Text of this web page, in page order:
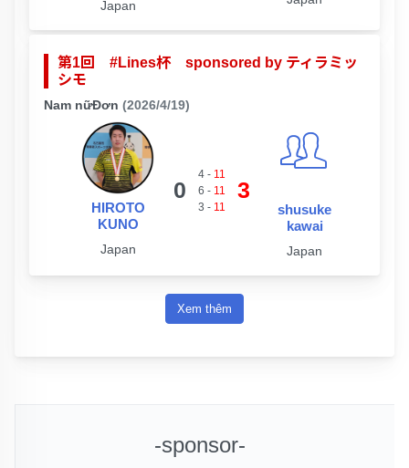
Japan
第1回 #Lines杯 sponsored by ティラミッ
シモ
Nam nữĐơn (2026/4/19)
HIROTO
KUNO
Japan
0
4- 11
6 - 11
3 - 11
3
shusuke
kawai
Japan
Xem thêm
-sponsor-